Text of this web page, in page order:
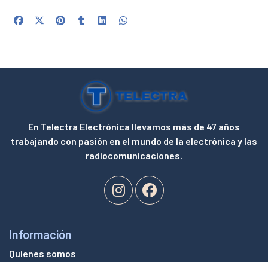
En Telectra Electrónica llevamos más de 47 años
trabajando con pasión en el mundo de la electrónica y las
radiocomunicaciones.
Información
Quienes somos